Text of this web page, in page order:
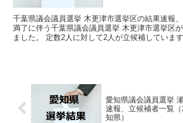
千葉県議会議員選挙 木更津市選挙区の結果速報
満了に伴う千葉県議会議員選挙 木更津市選挙区
ました。 定数2人に対して2人が立候補していま
愛知県議会議員選挙
速報、立候補者一覧
知県）